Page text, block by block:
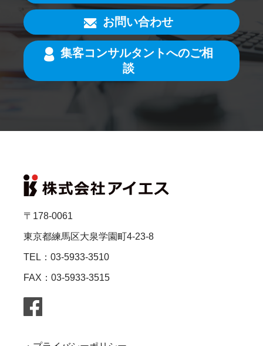
お問い合わせ
集客コンサルタントへのご相
談
〒178-0061
東京都練馬区大泉学園町4-23-8
TEL：03-5933-3510
FAX：03-5933-3515